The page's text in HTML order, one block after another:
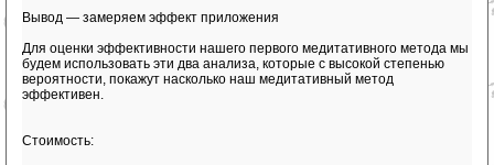
Вывод — замеряем эффект приложения
Для оценки эффективности нашего первого медитативного метода мы
будем использовать эти два анализа, которые с высокой степенью
вероятности, покажут насколько наш медитативный метод
эффективен.
Стоимость: